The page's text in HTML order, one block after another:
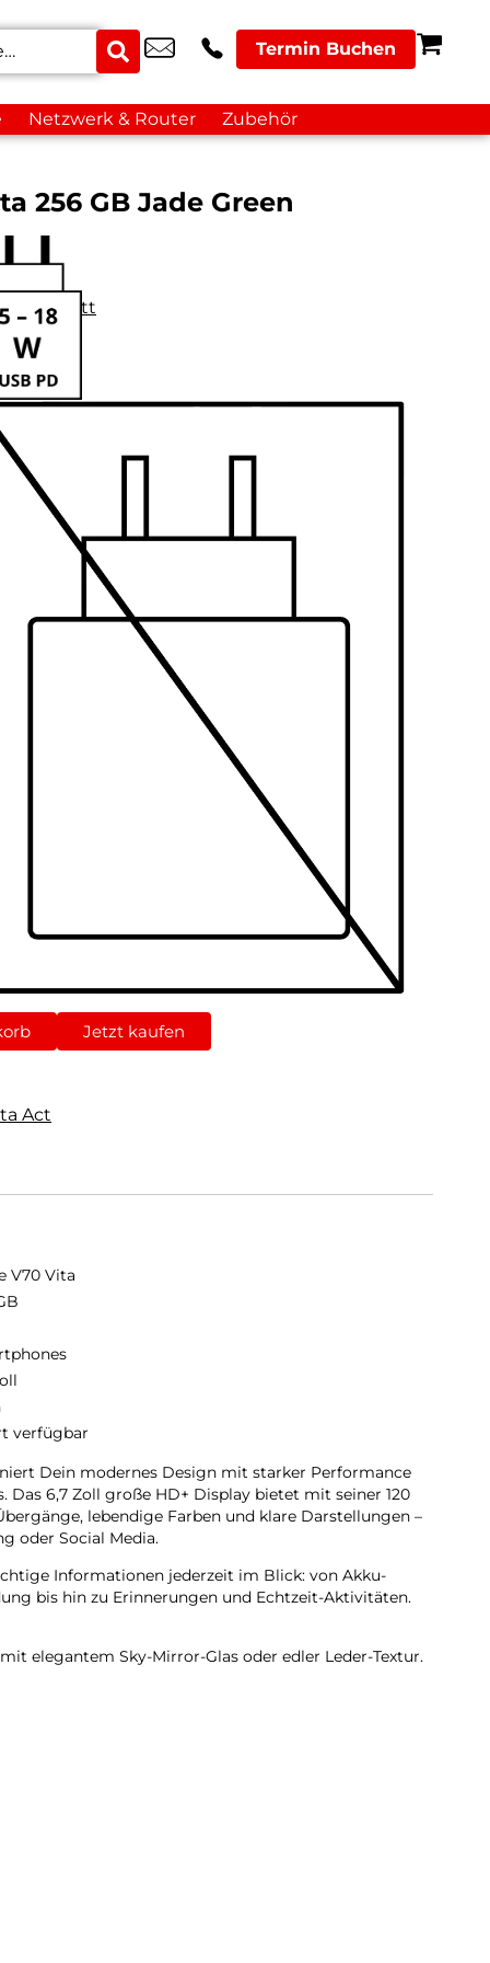
Termin Buchen
Netzwerk & Router Zubehör
256 GB Jade Green
Jetzt kaufen
Act
V70 Vita
verfügbar
Dein modernes Design mit starker Performance
Das 6,7 Zoll große HD+ Display bietet mit seiner 120
lebendige Farben und klare Darstellungen –
oder Social Media.
Informationen jederzeit im Blick: von Akku-
bis hin zu Erinnerungen und Echtzeit-Aktivitäten.
elegantem Sky-Mirror-Glas oder edler Leder-Textur.
ein Highlight, sondern auch robust und